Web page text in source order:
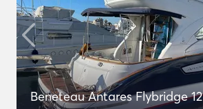
Beneteau Antares Flybridge 12